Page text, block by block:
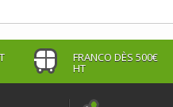
FRANCO DÈS 500€
HT